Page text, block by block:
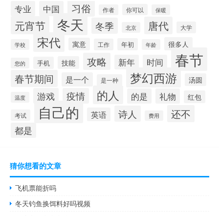
专业 中国 习俗 作者 你可以 保暖
元宵节 冬天 冬季 北京 唐代 大学
学校 宋代 寓意 工作 年初 年龄 很多人
您的 手机 技能 攻略 新年 时间 春节
春节期间 是一个 是一种 梦幻西游 汤圆
温度 游戏 疫情 的人 的是 礼物 红包
考试 自己的 英语 诗人 费用 还不
都是
猜你想看的文章
飞机票能折吗
冬天钓鱼换饵料好吗视频